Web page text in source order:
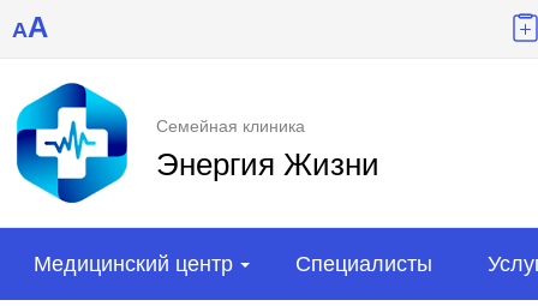
AA
Семейная клиника
Энергия Жизни
Медицинский центр Специалисты